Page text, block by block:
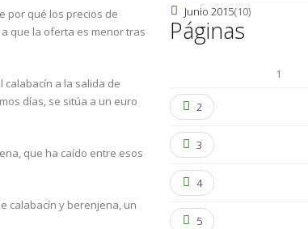
por qué los precios de
que la oferta es menor tras
calabacín a la salida de
días, se sitúa a un euro
que ha caído entre esos
calabacín y berenjena, un
Junio 2015(10)
Páginas
1
2
3
4
5